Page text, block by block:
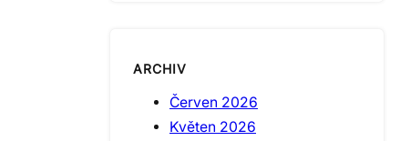
ARCHIV
Červen 2026
Květen 2026